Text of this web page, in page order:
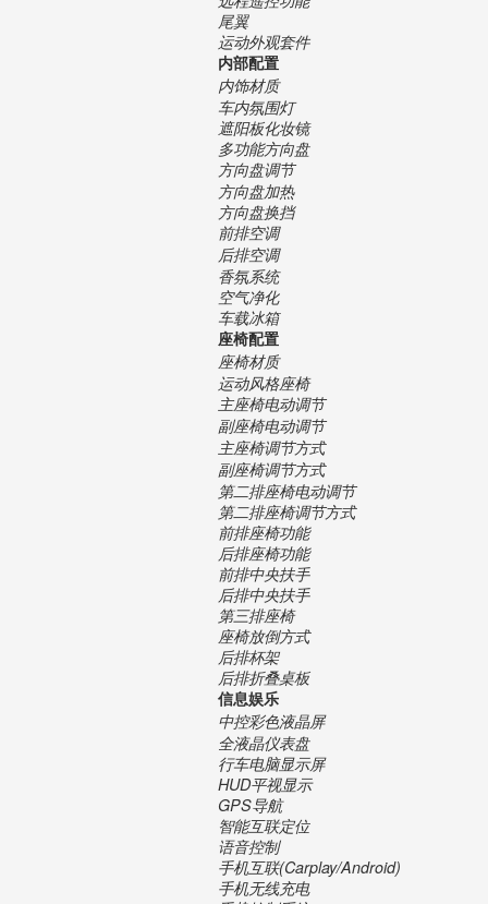
尾翼
运动外观套件
内部配置
内饰材质
车内氛围灯
遮阳板化妆镜
多功能方向盘
方向盘调节
方向盘加热
方向盘换挡
前排空调
后排空调
香氛系统
空气净化
车载冰箱
座椅配置
座椅材质
运动风格座椅
主座椅电动调节
副座椅电动调节
主座椅调节方式
副座椅调节方式
第二排座椅电动调节
第二排座椅调节方式
前排座椅功能
后排座椅功能
前排中央扶手
后排中央扶手
第三排座椅
座椅放倒方式
后排杯架
后排折叠桌板
信息娱乐
中控彩色液晶屏
全液晶仪表盘
行车电脑显示屏
HUD平视显示
GPS导航
智能互联定位
语音控制
手机互联(Carplay/Android)
手机无线充电